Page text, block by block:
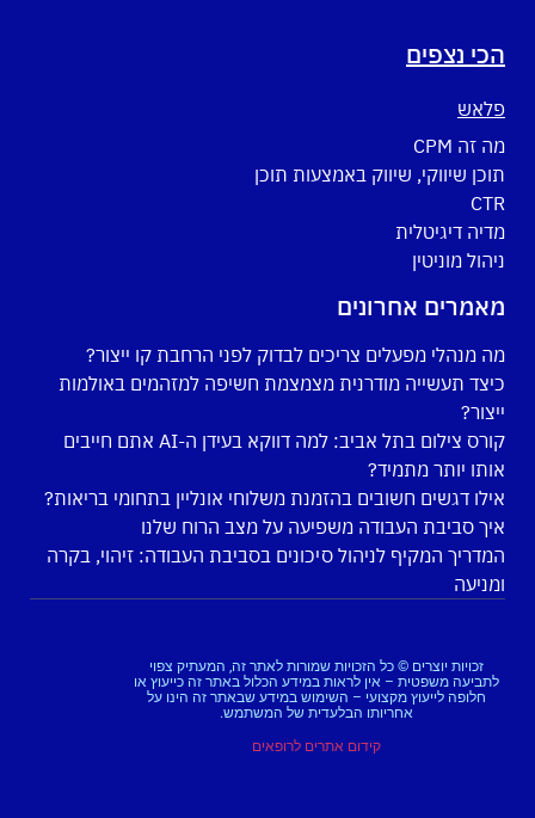
הכי נצפים
פלאש
מה זה CPM
תוכן שיווקי, שיווק באמצעות תוכן
CTR
מדיה דיגיטלית
ניהול מוניטין
מאמרים אחרונים
מה מנהלי מפעלים צריכים לבדוק לפני הרחבת קו ייצור?
כיצד תעשייה מודרנית מצמצמת חשיפה למזהמים באולמות
ייצור?
קורס צילום בתל אביב: למה דווקא בעידן ה-AI אתם חייבים
אותו יותר מתמיד?
אילו דגשים חשובים בהזמנת משלוחי אונליין בתחומי בריאות?
איך סביבת העבודה משפיעה על מצב הרוח שלנו
המדריך המקיף לניהול סיכונים בסביבת העבודה: זיהוי, בקרה
ומניעה
זכויות יוצרים © כל הזכויות שמורות לאתר זה, המעתיק צפוי
לתביעה משפטית – אין לראות במידע הכלול באתר זה כייעוץ או
חלופה לייעוץ מקצועי – השימוש במידע שבאתר זה הינו על
אחריותו הבלעדית של המשתמש.
קידום אתרים לרופאים